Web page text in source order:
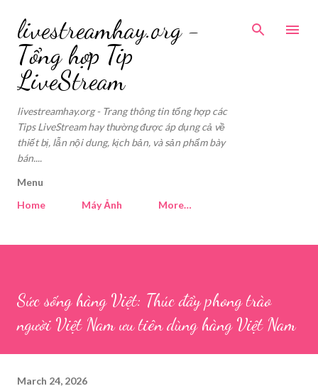
livestreamhay.org -
Tổng hợp Tip
LiveStream
livestreamhay.org - Trang thông tin tổng hợp các
Tips LiveStream hay thường được áp dụng cả về
thiết bị, lẫn nội dung, kịch bản, và sản phẩm bày
bán....
Menu
Home
Máy Ảnh More…
Sức sống hàng Việt: Thúc đẩy phong trào
người Việt Nam ưu tiên dùng hàng Việt Nam
March 24, 2026